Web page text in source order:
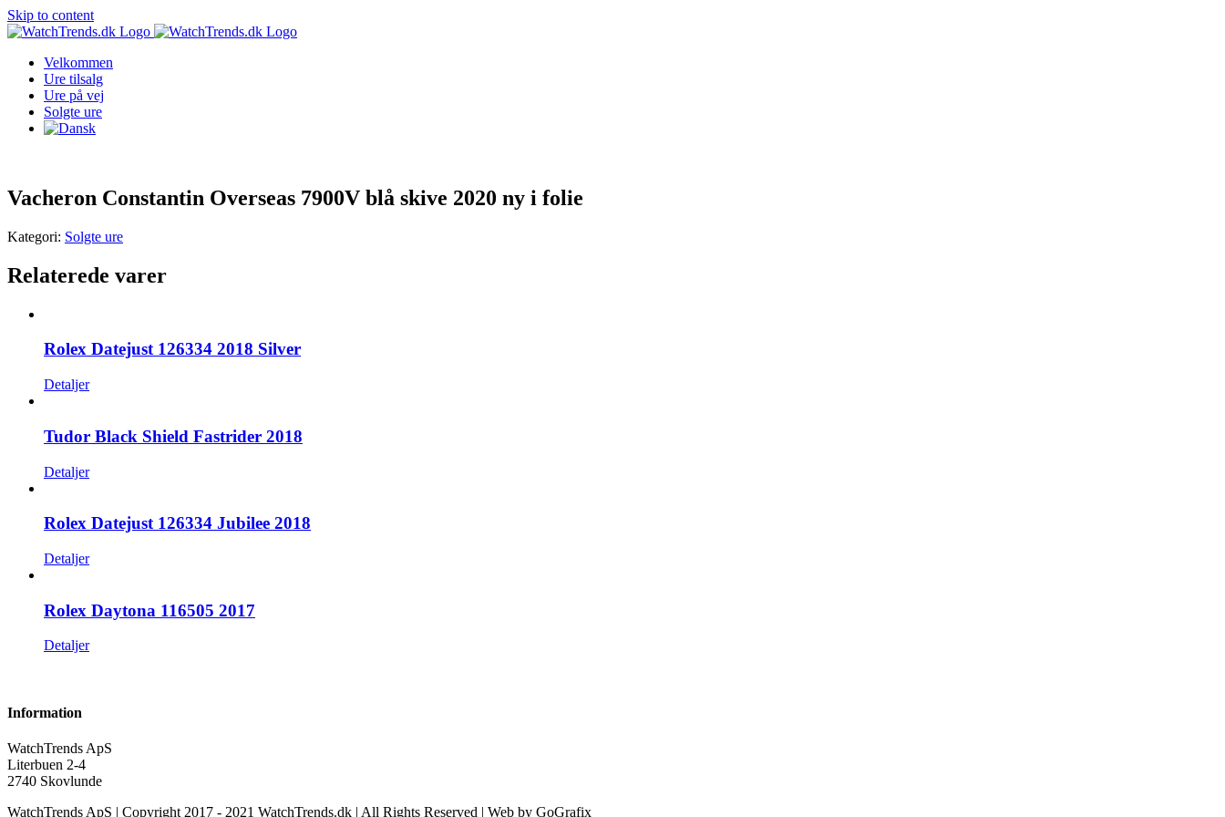
Skip to content
Velkommen
Ure tilsalg
Ure på vej
Solgte ure
Vacheron Constantin Overseas 7900V blå skive 2020 ny i folie
Kategori: Solgte ure
Relaterede varer
Rolex Datejust 126334 2018 Silver
Detaljer
Tudor Black Shield Fastrider 2018
Detaljer
Rolex Datejust 126334 Jubilee 2018
Detaljer
Rolex Daytona 116505 2017
Detaljer
Information
WatchTrends ApS
Literbuen 2-4
2740 Skovlunde
WatchTrends ApS | Copyright 2017 - 2021 WatchTrends.dk | All Rights Reserved | Web by GoGrafix